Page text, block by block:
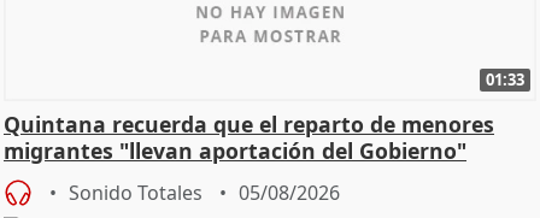
01:33
Quintana recuerda que el reparto de menores
migrantes "llevan aportación del Gobierno"
central
Sonido Totales 05/08/2026